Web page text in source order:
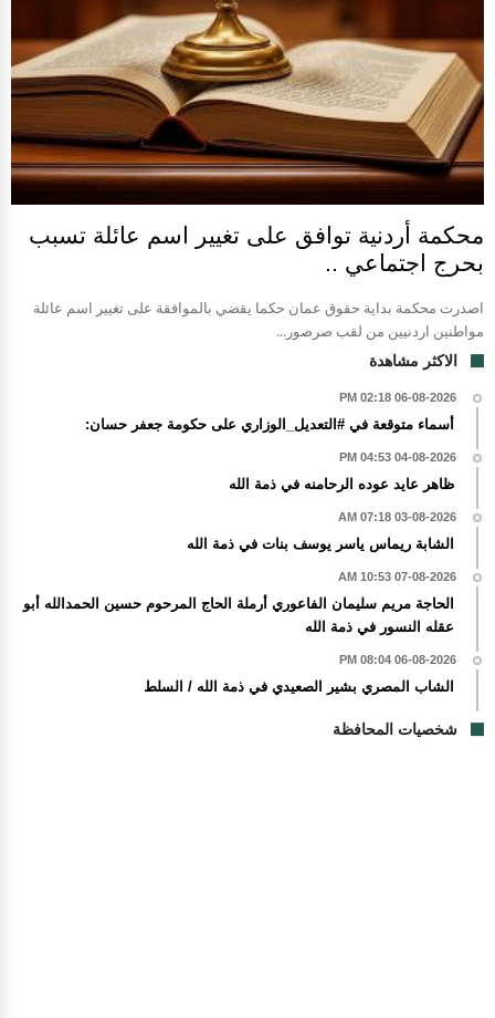
محكمة أردنية توافق على تغيير اسم عائلة تسبب
بحرج اجتماعي ..
اصدرت محكمة بداية حقوق عمان حكما يقضي بالموافقة على تغيير اسم عائلة
مواطنين اردنيين من لقب صرصور...
الاكثر مشاهدة
06-08-2026 02:18 PM
أسماء متوقعة في #التعديل_الوزاري على حكومة جعفر حسان:
04-08-2026 04:53 PM
ظاهر عايد عوده الرحامنه في ذمة الله
03-08-2026 07:18 AM
الشابة ريماس ياسر يوسف بنات في ذمة الله
07-08-2026 10:53 AM
الحاجة مريم سليمان الفاعوري أرملة الحاج المرحوم حسين الحمدالله أبو
عقله النسور في ذمة الله
06-08-2026 08:04 PM
الشاب المصري بشير الصعيدي في ذمة الله / السلط
شخصيات المحافظة